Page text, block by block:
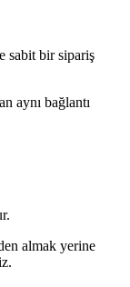
sabit bir sipariş
aynı bağlantı
almak yerine